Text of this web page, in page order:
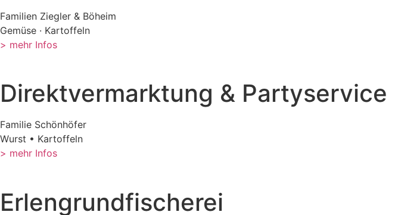
Familien Ziegler & Böheim
Gemüse · Kartoffeln
> mehr Infos
Direktvermarktung & Partyservice
Familie Schönhöfer
Wurst • Kartoffeln
> mehr Infos
Erlengrundfischerei